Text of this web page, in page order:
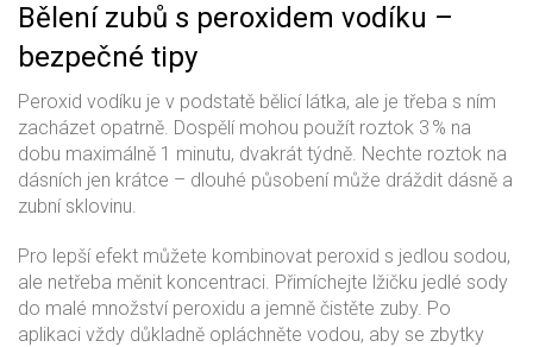
Bělení zubů s peroxidem vodíku –
bezpečné tipy
Peroxid vodíku je v podstatě bělicí látka, ale je třeba s ním
zacházet opatrně. Dospělí mohou použít roztok 3 % na
dobu maximálně 1 minutu, dvakrát týdně. Nechte roztok na
dásních jen krátce – dlouhé působení může dráždit dásně a
zubní sklovinu.
Pro lepší efekt můžete kombinovat peroxid s jedlou sodou,
ale netřeba měnit koncentraci. Přimíchejte lžičku jedlé sody
do malé množství peroxidu a jemně čistěte zuby. Po
aplikaci vždy důkladně opláchněte vodou, aby se zbytky